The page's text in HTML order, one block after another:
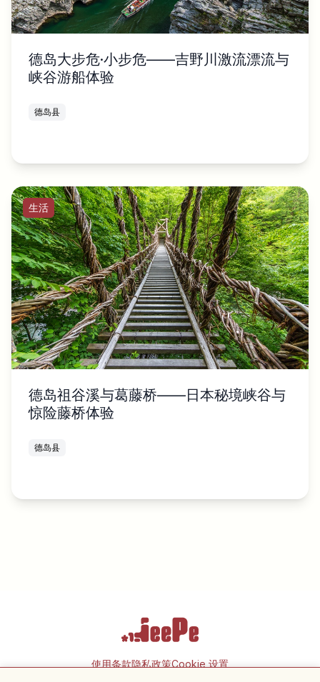
德岛大步危·小步危——吉野川激流漂流与
峡谷游船体验
德岛县
生活
德岛祖谷溪与葛藤桥——日本秘境峡谷与
惊险藤桥体验
德岛县
使用条款隐私政策Cookie 设置